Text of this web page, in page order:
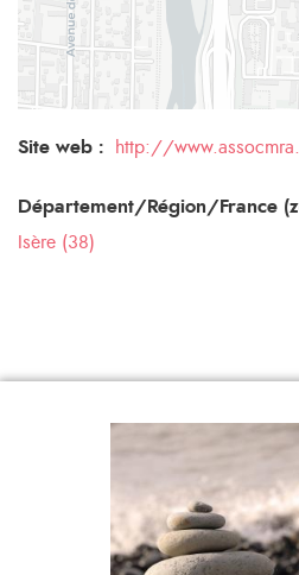
Site web : http://
Département/Région/France
Isère (38)